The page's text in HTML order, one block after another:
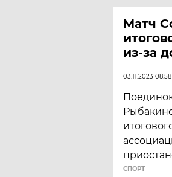
Матч
из-за
03.11.2023 08:58
СПОРТ